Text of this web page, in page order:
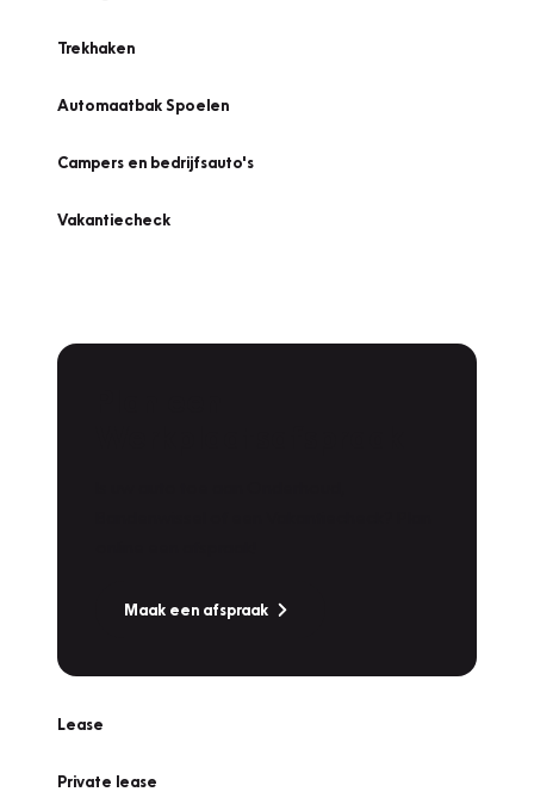
Trekhaken
Automaatbak Spoelen
Campers en bedrijfsauto's
Vakantiecheck
Maak een afspraak
Lease
Private lease